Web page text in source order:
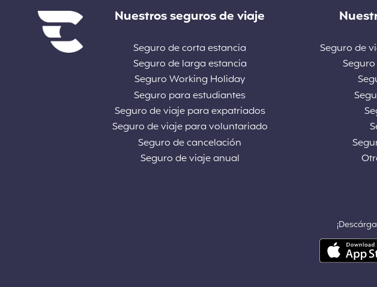
Enlaces Nuestros seguros de viaje
Seguro de corta estancia
Seguro de larga estancia
Seguro Working Holiday
Seguro para estudiantes
Seguro de viaje para expatriados
Seguro de viaje para voluntariado
Seguro de cancelación
Seguro de viaje anual
Seguro de